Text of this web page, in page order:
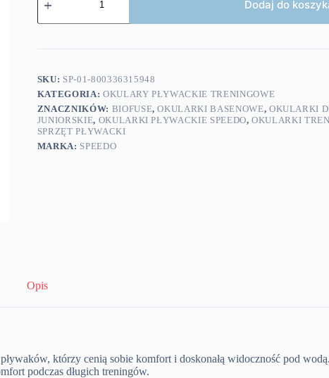
Speedo
pływackie
Red
Blue
Dodaj do
SKU: SP-01-800336315948
KATEGORIA: OKULARY PŁYWACKIE TRENINGOWE
ZNACZNIKÓW: BIOFUSE,OKULARKI BASENOWE, OKULARKI
JUNIORSKIE, OKULARKI PŁYWACKIE SPEEDO,OKULARKI
SPRZĘT PŁYWACKI
MARKA: SPEEDO
Opis
którzy cenią sobie komfort i doskonałą widoczność pod
podczas długich treningów.